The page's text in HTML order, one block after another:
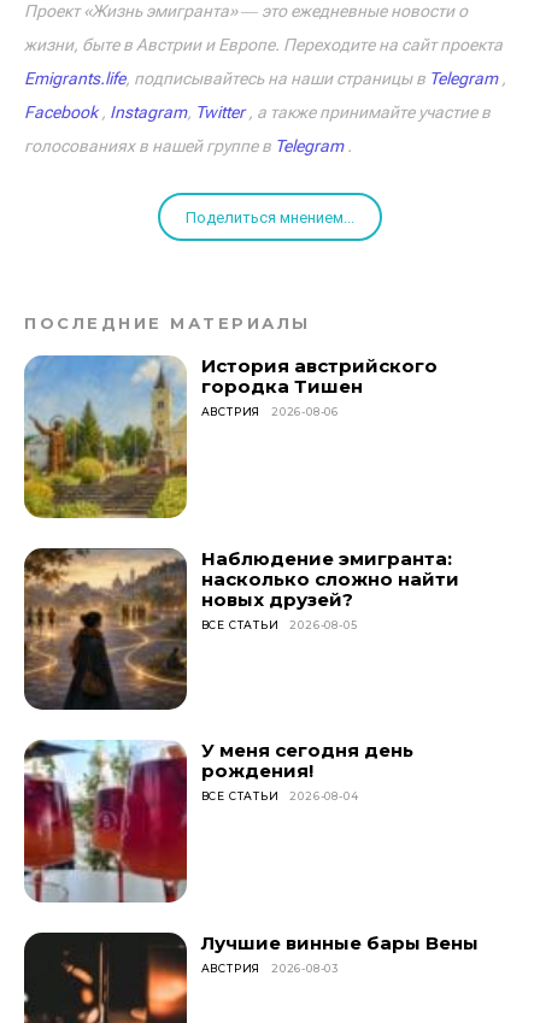
Проект «Жизнь эмигранта» ― это ежедневные новости о
жизни, быте в Австрии и Европе. Переходите на сайт проекта
Emigrants.life, подписывайтесь на наши страницы в Telegram,
Facebook, Instagram, Twitter, а также принимайте участие в
голосованиях в нашей группе в Telegram.
Поделиться мнением...
ПОСЛЕДНИЕ МАТЕРИАЛЫ
История австрийского
городка Тишен
АВСТРИЯ 2026-08-06
Наблюдение эмигранта:
насколько сложно найти
новых друзей?
ВСЕ СТАТЬИ 2026-08-05
У меня сегодня день
рождения!
ВСЕ СТАТЬИ 2026-08-04
Лучшие винные бары Вены
АВСТРИЯ 2026-08-03